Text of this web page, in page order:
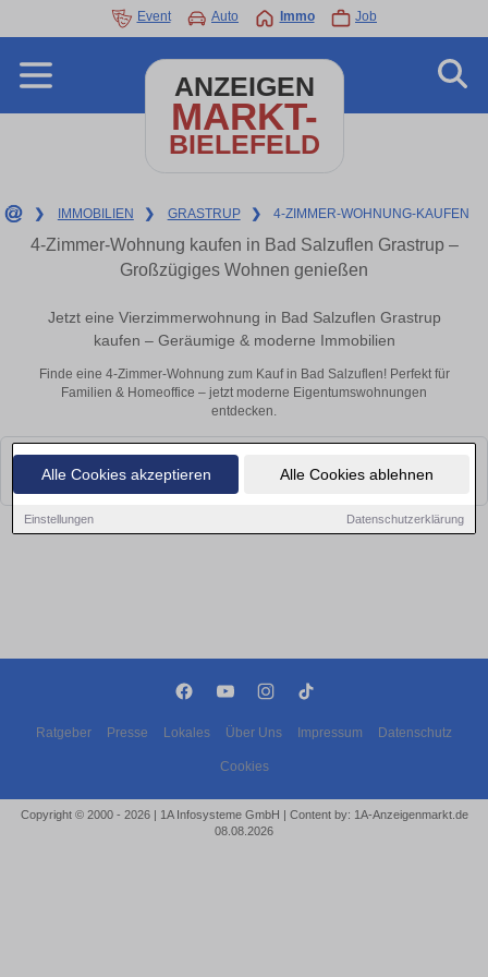
Alle Cookies akzeptieren Alle Cookies ablehnen
Einstellungen Datenschutzerklärung
Event Auto Immo Job
ANZEIGEN
MARKT-
BIELEFELD
❯ IMMOBILIEN ❯ GRASTRUP ❯ 4-ZIMMER-WOHNUNG-KAUFEN
4-Zimmer-Wohnung kaufen in Bad Salzuflen Grastrup –
Großzügiges Wohnen genießen
Jetzt eine Vierzimmerwohnung in Bad Salzuflen Grastrup
kaufen – Geräumige & moderne Immobilien
Finde eine 4-Zimmer-Wohnung zum Kauf in Bad Salzuflen! Perfekt für
Familien & Homeoffice – jetzt moderne Eigentumswohnungen
entdecken.
Leider konnten wir derzeit keine passenden Objekte finden. Schauen Sie
bald wieder vorbei!
Ratgeber Presse Lokales Über Uns Impressum Datenschutz
Cookies
Copyright © 2000 - 2026 | 1A Infosysteme GmbH | Content by: 1A-Anzeigenmarkt.de
08.08.2026